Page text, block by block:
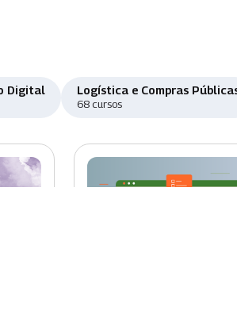
Digital Logística e Compras
68 cursos